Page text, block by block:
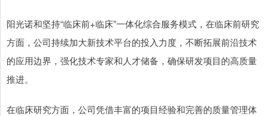
阳光诺和坚持“临床前+临床”一体化综合服务模式，在临床前研究
方面，公司持续加大新技术平台的投入力度，不断拓展前沿技术
的应用边界，强化技术专家和人才储备，确保研发项目的高质量
推进。
在临床研究方面，公司凭借丰富的项目经验和完善的质量管理体